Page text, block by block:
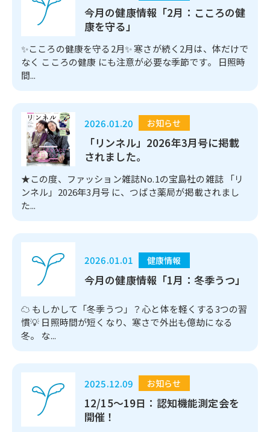
今月の健康情報「2月：こころの健
康を守る」
✨こころの健康を守る2月✨ 寒さが続く2月は、体だけで
なく こころの健康 にも注意が必要な季節です。 日照時
間...
2026.01.20 お知らせ
「リンネル」2026年3月号に掲載
されました。
★この度、ファッション雑誌No.1の宝島社の雑誌 「リ
ンネル」2026年3月号 に、つばさ薬局が掲載されまし
た...
2026.01.01 健康情報
今月の健康情報「1月：冬季うつ」
☁️ もしかして「冬季うつ」？心と体を軽くする3つの習
慣💡 日照時間が短くなり、寒さで外出も億劫になる
冬。 な...
2025.12.09 お知らせ
12/15～19日：認知機能測定会を
開催！